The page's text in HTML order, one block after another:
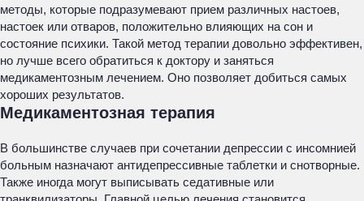
методы, которые подразумевают прием различных настоев,
настоек или отваров, положительно влияющих на сон и
состояние психики. Такой метод терапии довольно эффективен,
но лучше всего обратиться к доктору и заняться
медикаментозным лечением. Оно позволяет добиться самых
хороших результатов.
Медикаментозная терапия
В большинстве случаев при сочетании депрессии с инсомнией
больным назначают антидепрессивные таблетки и снотворные.
Также иногда могут выписывать седативные или